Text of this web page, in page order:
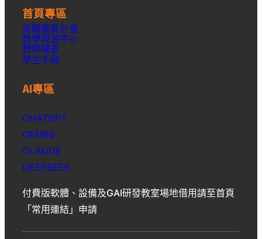
首頁專區
高職優質計畫
教學資源中心
教師課表
學生手冊
AI專區
CHATGPT
GEMINI
CLAUDE
DEEPSEEK
付費版軟體、設備及GAI研發教室場地借用請至首頁
「常用連結」申請